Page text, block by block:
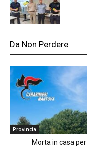
Da Non Perdere
Provincia
Morta in casa per